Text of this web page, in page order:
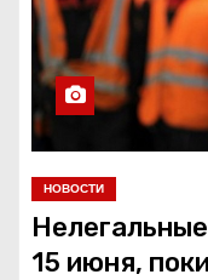
НОВОСТИ
15 июня,